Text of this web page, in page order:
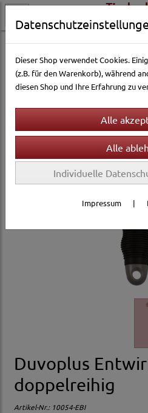
Hundewelt Pflege & Gesundheit
Duvoplus
doppelreihig
Artikel-Nr.: 10054-EBI
Dieser Shop verwendet Cookies.
(z.B. für den Warenkorb), während
diesen Shop und Ihre Erfahrung zu
Individuelle
Impressum |